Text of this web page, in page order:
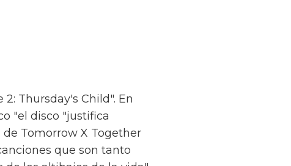
Thursday's Child". En
"el disco "justifica
Tomorrow X Together
que son tanto